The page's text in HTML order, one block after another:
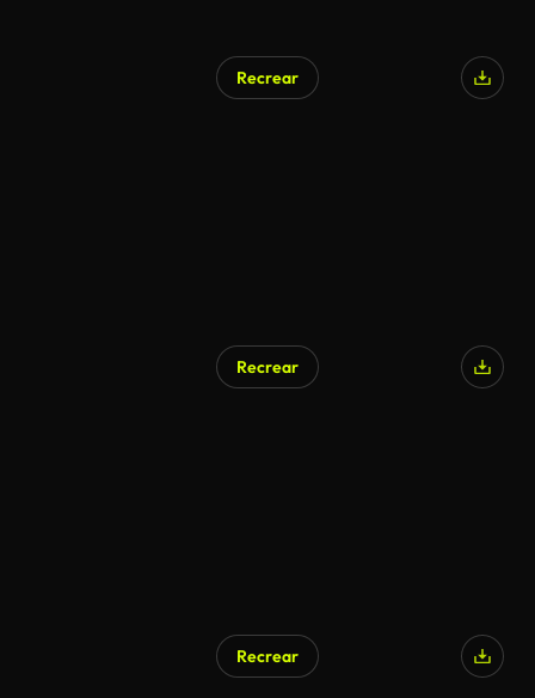
Recrear
Recrear
Recrear